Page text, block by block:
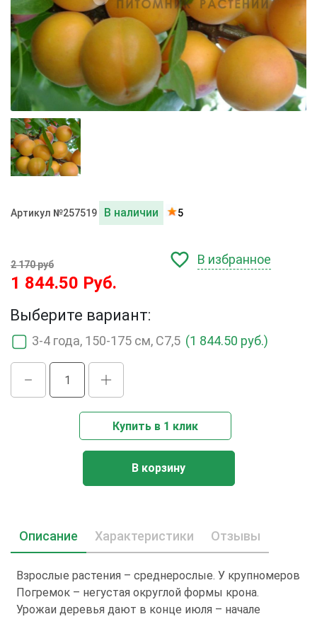
Артикул №257519 В наличии 5
2 170 руб
1 844.50 Руб.
В избранное
Выберите вариант:
3-4 года, 150-175 см, С7,5 (1 844.50 руб.)
Купить в 1 клик
В корзину
Описание Характеристики Отзывы
Взрослые растения – среднерослые. У крупномеров
Погремок – негустая округлой формы крона.
Урожаи деревья дают в конце июля – начале